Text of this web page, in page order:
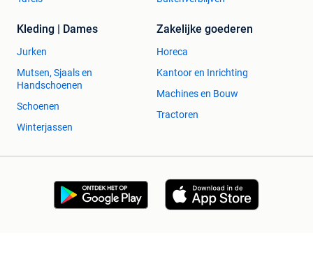
Kleding | Dames
Jurken
Mutsen, Sjaals en
Handschoenen
Schoenen
Winterjassen
Zakelijke goederen
Horeca
Kantoor en Inrichting
Machines en Bouw
Tractoren